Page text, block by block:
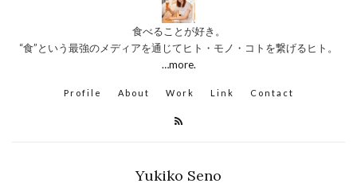
食べることが好き。
“食”という最強のメディアを通じてヒト・モノ・コトを繋げるヒト。
…more.
Profile About Work Link Contact
Yukiko Seno